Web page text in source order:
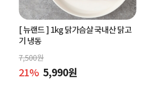
[ 뉴랜드 ] 1kg 닭가슴살 국내산 닭고
기 냉동
7,500원
21% 5,990원